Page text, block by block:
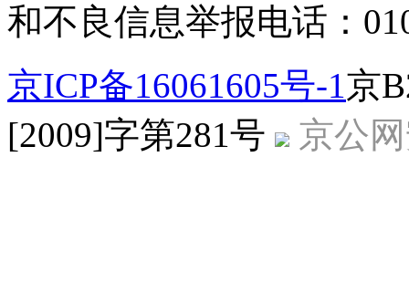
和不良信息举报电话：
京ICP备16061605号-1 京
[2009]字第281号
京公